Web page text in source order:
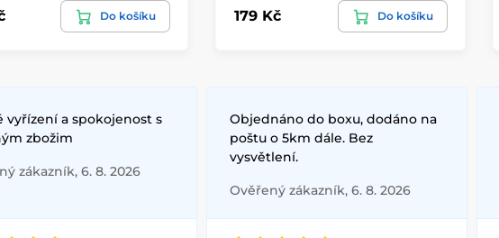
Do košíku 179 Kč Do košíku
vyřízení a spokojenost s
zbožim
zákazník, 6. 8. 2026
Objednáno do boxu, dodáno na
poštu o 5km dále. Bez
vysvětlení.
Ověřený zákazník, 6. 8. 2026